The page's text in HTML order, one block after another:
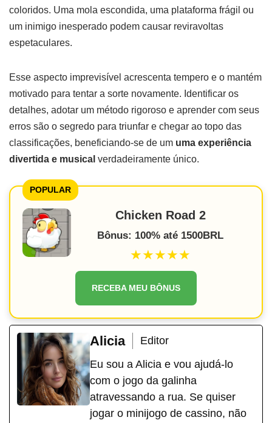
coloridos. Uma mola escondida, uma plataforma frágil ou
um inimigo inesperado podem causar reviravoltas
espetaculares.
Esse aspecto imprevisível acrescenta tempero e o mantém
motivado para tentar a sorte novamente. Identificar os
detalhes, adotar um método rigoroso e aprender com seus
erros são o segredo para triunfar e chegar ao topo das
classificações, beneficiando-se de um uma experiência
divertida e musical verdadeiramente único.
POPULAR
Chicken Road 2
Bônus: 100% até 1500BRL
★★★★★
RECEBA MEU BÔNUS
Alicia
Editor
Eu sou a Alicia e vou ajudá-lo
com o jogo da galinha
atravessando a rua. Se quiser
jogar o minijogo de cassino, não